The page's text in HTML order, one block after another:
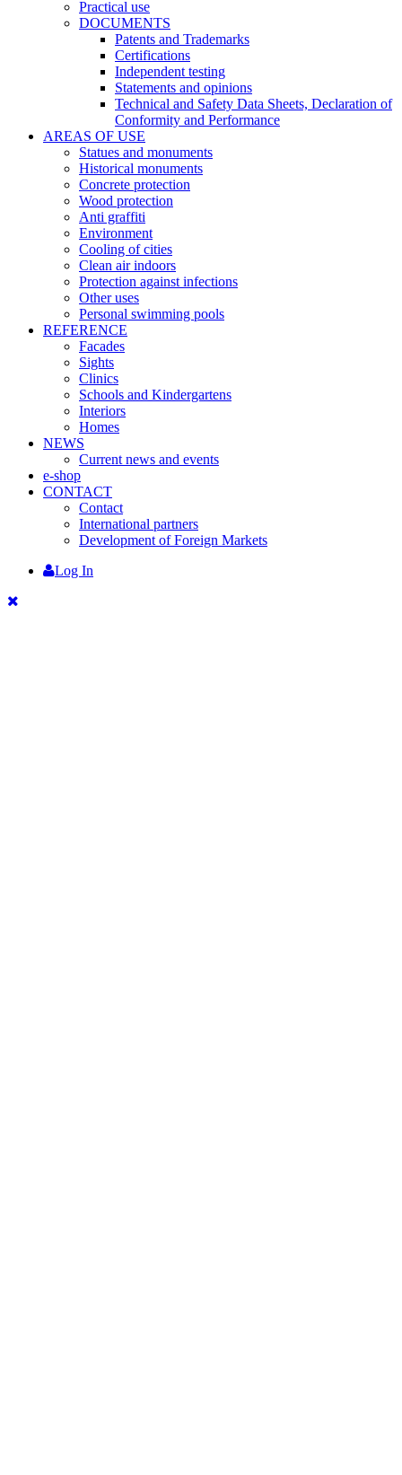
Practical use
DOCUMENTS
Patents and Trademarks
Certifications
Independent testing
Statements and opinions
Technical and Safety Data Sheets, Declaration of
Conformity and Performance
AREAS OF USE
Statues and monuments
Historical monuments
Concrete protection
Wood protection
Anti graffiti
Environment
Cooling of cities
Clean air indoors
Protection against infections
Other uses
Personal swimming pools
REFERENCE
Facades
Sights
Clinics
Schools and Kindergartens
Interiors
Homes
NEWS
Current news and events
e-shop
CONTACT
Contact
International partners
Development of Foreign Markets
Log In